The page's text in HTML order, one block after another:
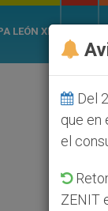
LEÓN XIV
Del
que en
el
ZENIT